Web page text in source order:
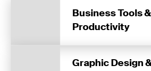
Business Tools &
Productivity
Graphic Design